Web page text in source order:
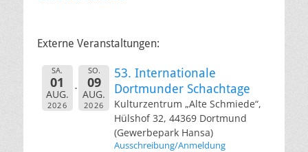
Externe Veranstaltungen:
SA.
01
AUG.
2026
SO.
09
AUG.
2026
53. Internationale
Dortmunder Schachtage
Kulturzentrum „Alte Schmiede“,
Hülshof 32, 44369 Dortmund
(Gewerbepark Hansa)
Ausschreibung/Anmeldung